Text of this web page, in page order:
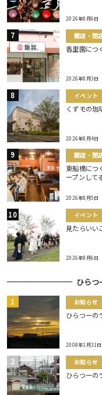
2026年8月6日
開店・閉
香里園につ
2026年8月3日
イベント
くずモの珈
2026年8月4日
開店・閉
東船橋につ
ープンして
2026年8月5日
イベント
見たらいい
2026年8月6日
ひら
お知らせ
ひらつーの
2008年1月31日
お知らせ
ひらつーの